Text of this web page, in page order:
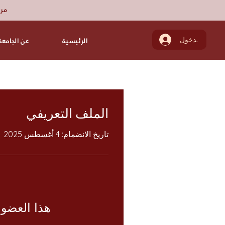
عن الرئيسية تسجيل الدخول
الملف التعريفي
تاريخ الانضمام: 4 أغسطس 2025
هذا